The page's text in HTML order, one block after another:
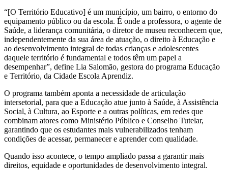
“[O Território Educativo] é um município, um bairro, o entorno do
equipamento público ou da escola. É onde a professora, o agente de
Saúde, a liderança comunitária, o diretor de museu reconhecem que,
independentemente da sua área de atuação, o direito à Educação e
ao desenvolvimento integral de todas crianças e adolescentes
daquele território é fundamental e todos têm um papel a
desempenhar”, define Lia Salomão, gestora do programa Educação
e Território, da Cidade Escola Aprendiz.
O programa também aponta a necessidade de articulação
intersetorial, para que a Educação atue junto à Saúde, à Assistência
Social, à Cultura, ao Esporte e a outras políticas, em redes que
combinam atores como Ministério Público e Conselho Tutelar,
garantindo que os estudantes mais vulnerabilizados tenham
condições de acessar, permanecer e aprender com qualidade.
Quando isso acontece, o tempo ampliado passa a garantir mais
direitos, equidade e oportunidades de desenvolvimento integral.